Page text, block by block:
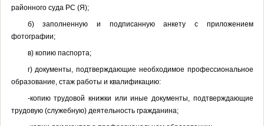
районного суда РС (Я);
б) заполненную и подписанную анкету с приложением
фотографии;
в) копию паспорта;
г) документы, подтверждающие необходимое профессиональное
образование, стаж работы и квалификацию:
-копию трудовой книжки или иные документы, подтверждающие
трудовую (служебную) деятельность гражданина;